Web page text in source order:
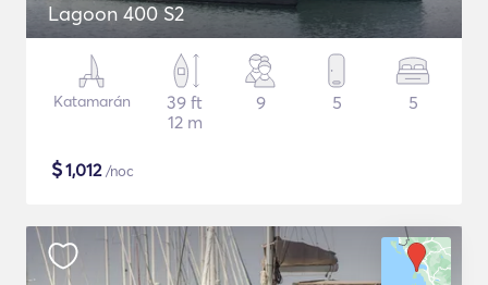
Lagoon 400 S2
Katamarán
39 ft
12 m
9 5 5
$1,012/noc